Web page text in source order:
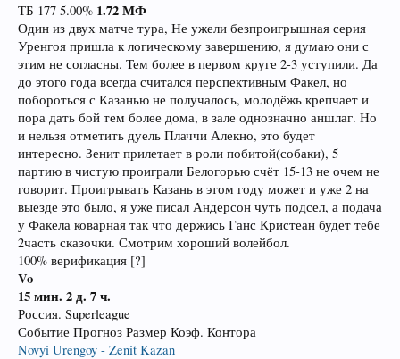
ТБ 177 5.00% 1.72МФ
Один из двух матче тура, Не ужели безпроигрышная серия
Уренгоя пришла к логическому завершению, я думаю они с
этим не согласны. Тем более в первом круге 2-3 уступили. Да
до этого года всегда считался перспективным Факел, но
побороться с Казанью не получалось, молодёжь крепчает и
пора дать бой тем более дома, в зале однозначно аншлаг. Но
и нельзя отметить дуель Плаччи Алекно, это будет
интересно. Зенит прилетает в роли побитой(собаки), 5
партию в чистую проиграли Белогорью счёт 15-13 не очем не
говорит. Проигрывать Казань в этом году может и уже 2 на
выезде это было, я уже писал Андерсон чуть подсел, а подача
у Факела коварная так что держись Ганс Кристеан будет тебе
2часть сказочки. Смотрим хороший волейбол.
100% верификация [?]
Vo
15 мин. 2 д. 7 ч.
Россия. Superleague
Событие Прогноз Размер Коэф. Контора
Novyi Urengoy - Zenit Kazan